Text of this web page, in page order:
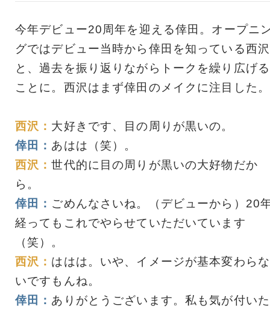
今年デビュー20周年を迎える倖田。オープニ
グではデビュー当時から倖田を知っている西沢
と、過去を振り返りながらトークを繰り広げる
ことに。西沢はまず倖田のメイクに注目した。
西沢： 大好きです、目の周りが黒いの。
倖田： あはは（笑）。
西沢：世代的に目の周りが黒いの大好物だか
ら。
倖田： ごめんなさいね。（デビューから）20
経ってもこれでやらせていただいています
（笑）。
西沢： ははは。いや、イメージが基本変わらな
いですもんね。
倖田： ありがとうございます。私も気が付いた